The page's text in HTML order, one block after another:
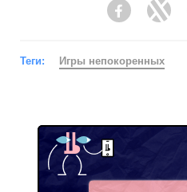
Facebook
Теги: Игры непокоренных